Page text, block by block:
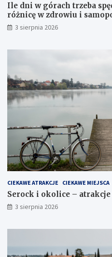
Ile dni w górach trzeba
różnicę w zdrowiu i
3 sierpnia 2026
CIEKAWE ATRAKCJE CIEKAWE MIEJSCA
Serock i okolice – atrakcje
3 sierpnia 2026